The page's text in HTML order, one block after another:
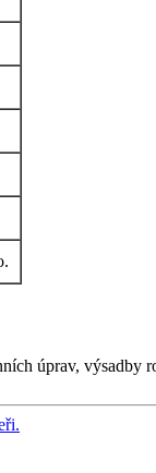
úprav, výsadby